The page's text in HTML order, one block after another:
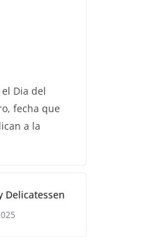
Dia del
fecha que
a la
Delicatessen